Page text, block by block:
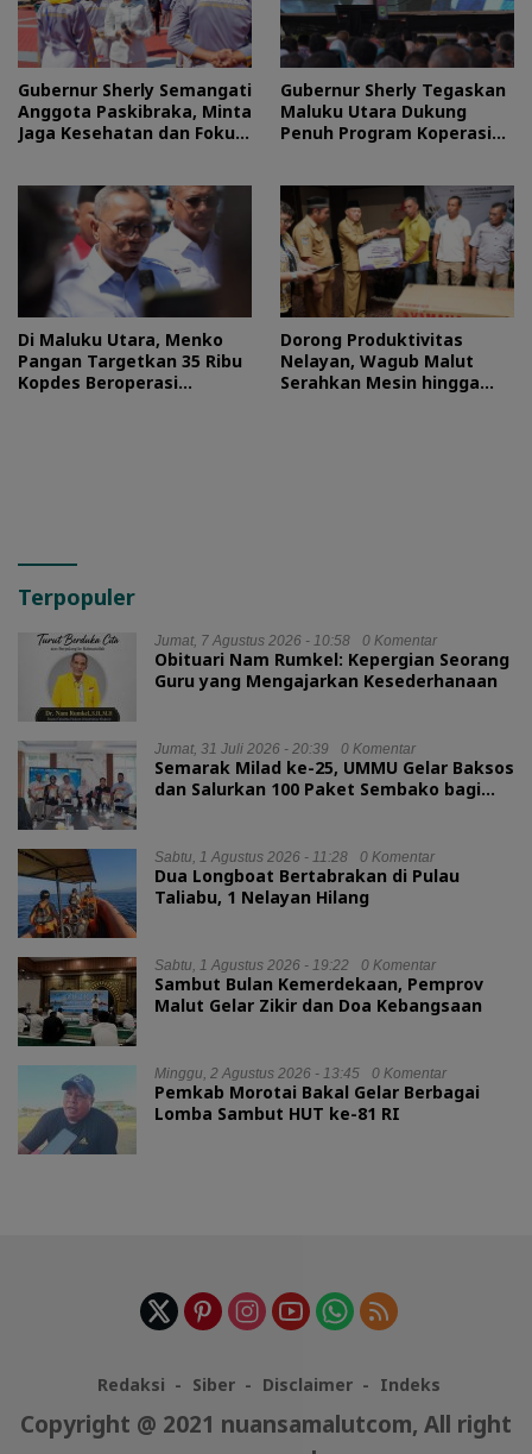
Gubernur Sherly Semangati
Anggota Paskibraka, Minta
Jaga Kesehatan dan Fokus
Gubernur Sherly Tegaskan
Maluku Utara Dukung
Penuh Program Koperasi
Di Maluku Utara, Menko
Pangan Targetkan 35 Ribu
Kopdes Beroperasi
Dorong Produktivitas
Nelayan, Wagub Malut
Serahkan Mesin hingga
Terpopuler
Jumat, 7 Agustus 2026 - 10:58 0 Komentar
Obituari Nam Rumkel: Kepergian Seorang
Guru yang Mengajarkan Kesederhanaan
Jumat, 31 Juli 2026 - 20:39 0 Komentar
Semarak Milad ke-25, UMMU Gelar Baksos
dan Salurkan 100 Paket Sembako bagi
Sabtu, 1 Agustus 2026 - 11:28 0 Komentar
Dua Longboat Bertabrakan di Pulau
Taliabu, 1 Nelayan Hilang
Sabtu, 1 Agustus 2026 - 19:22 0 Komentar
Sambut Bulan Kemerdekaan, Pemprov
Malut Gelar Zikir dan Doa Kebangsaan
Minggu, 2 Agustus 2026 - 13:45 0 Komentar
Pemkab Morotai Bakal Gelar Berbagai
Lomba Sambut HUT ke-81 RI
Redaksi Siber Disclaimer Indeks
Copyright @ 2021 nuansamalutcom, All right